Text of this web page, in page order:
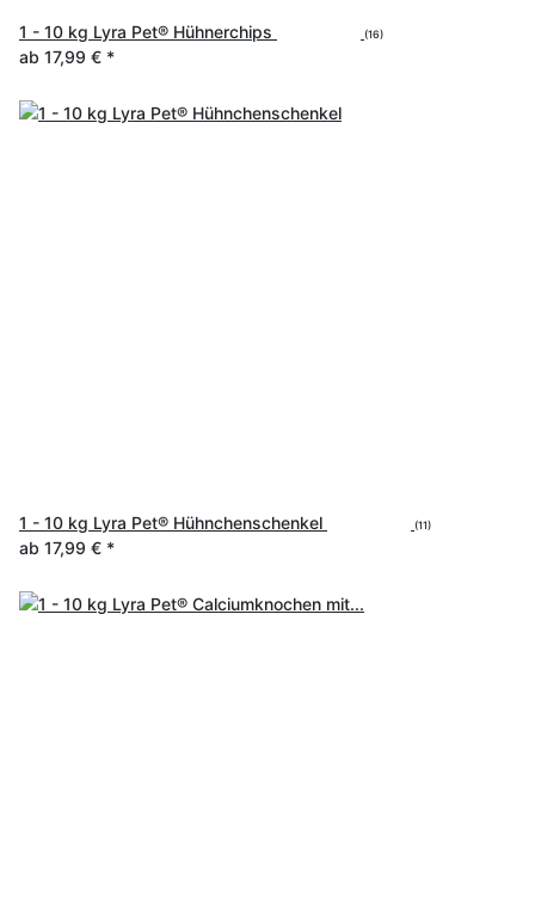
1 - 10 kg Lyra Pet® Hühnerchips (16)
ab 17,99 € *
1 - 10 kg Lyra Pet® Hühnchenschenkel (11)
ab 17,99 € *